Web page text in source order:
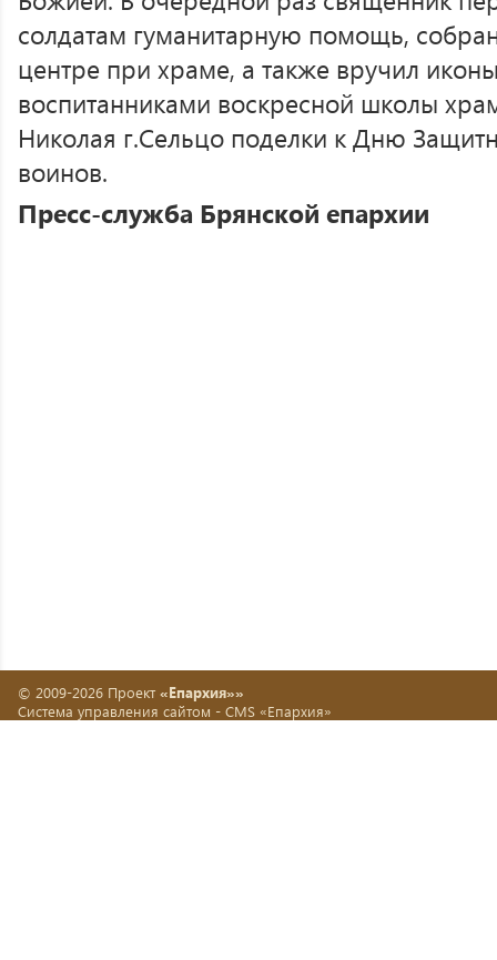
солдатам гуманитарную помощь,
центре при храме, а также вручил
воспитанниками воскресной школы
Николая г.Сельцо поделки к Дню
воинов.
Пресс-служба Брянской епархии
© 2009-2026 Проект «Епархия»»
Система управления сайтом - CMS «Епархия»